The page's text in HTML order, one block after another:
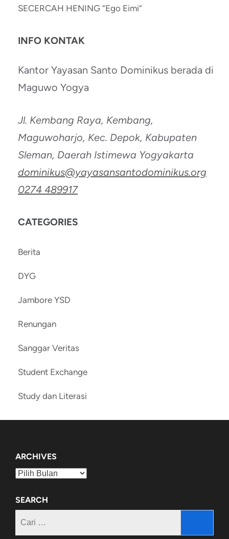
SECERCAH HENING “Ego Eimi”
INFO KONTAK
Kantor Yayasan Santo Dominikus berada di
Maguwo Yogya
Jl. Kembang Raya, Kembang,
Maguwoharjo, Kec. Depok, Kabupaten
Sleman, Daerah Istimewa Yogyakarta
dominikus@yayasansantodominikus.org
0274 489917
CATEGORIES
Berita
DYG
Jambore YSD
Renungan
Sanggar Veritas
Student Exchange
Study dan Literasi
ARCHIVES
Archives
SEARCH